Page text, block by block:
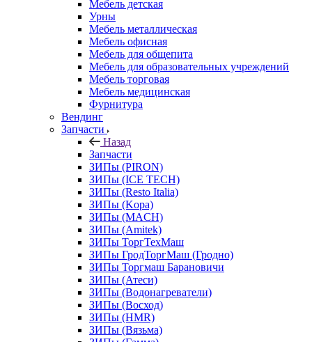
Мебель детская
Урны
Мебель металлическая
Мебель офисная
Мебель для общепита
Мебель для образовательных учреждений
Мебель торговая
Мебель медицинская
Фурнитура
Вендинг
Запчасти
Назад
Запчасти
ЗИПы (PIRON)
ЗИПы (ICE TECH)
ЗИПы (Resto Italia)
ЗИПы (Kopa)
ЗИПы (MACH)
ЗИПы (Amitek)
ЗИПы ТоргТехМаш
ЗИПы ГродТоргМаш (Гродно)
ЗИПы Торгмаш Барановичи
ЗИПы (Атеси)
ЗИПы (Водонагреватели)
ЗИПы (Восход)
ЗИПы (HMR)
ЗИПы (Вязьма)